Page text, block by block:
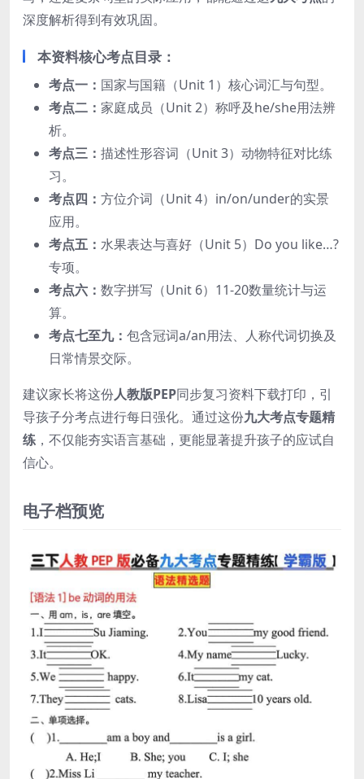
深度解析得到有效巩固。
本资料核心考点目录：
考点一： 国家与国籍（Unit 1）核心词汇与句型。
考点二： 家庭成员（Unit 2）称呼及he/she用法辨
析。
考点三： 描述性形容词（Unit 3）动物特征对比练
习。
考点四： 方位介词（Unit 4）in/on/under的实景
应用。
考点五： 水果表达与喜好（Unit 5）Do you like…?
专项。
考点六： 数字拼写（Unit 6）11-20数量统计与运
算。
考点七至九： 包含冠词a/an用法、人称代词切换及
日常情景交际。
建议家长将这份人教版PEP同步复习资料下载打印，引
导孩子分考点进行每日强化。通过这份九大考点专题精
练 ，不仅能夯实语言基础，更能显著提升孩子的应试自
信心。
电子档预览